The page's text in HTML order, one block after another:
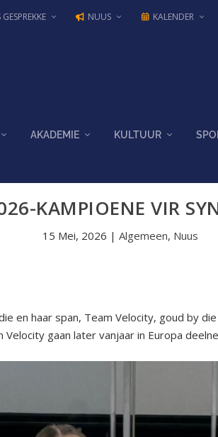
NUUS KALENDER
AKADEMIE KULTUUR
KAMPIOENE VIR
15 Mei, 2026 | Algemeen, Nuus
en haar span, Team Velocity, goud by
gaan later vanjaar in Europa